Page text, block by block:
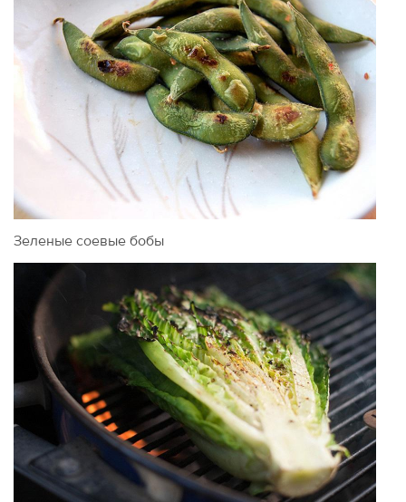
Зеленые соевые бобы